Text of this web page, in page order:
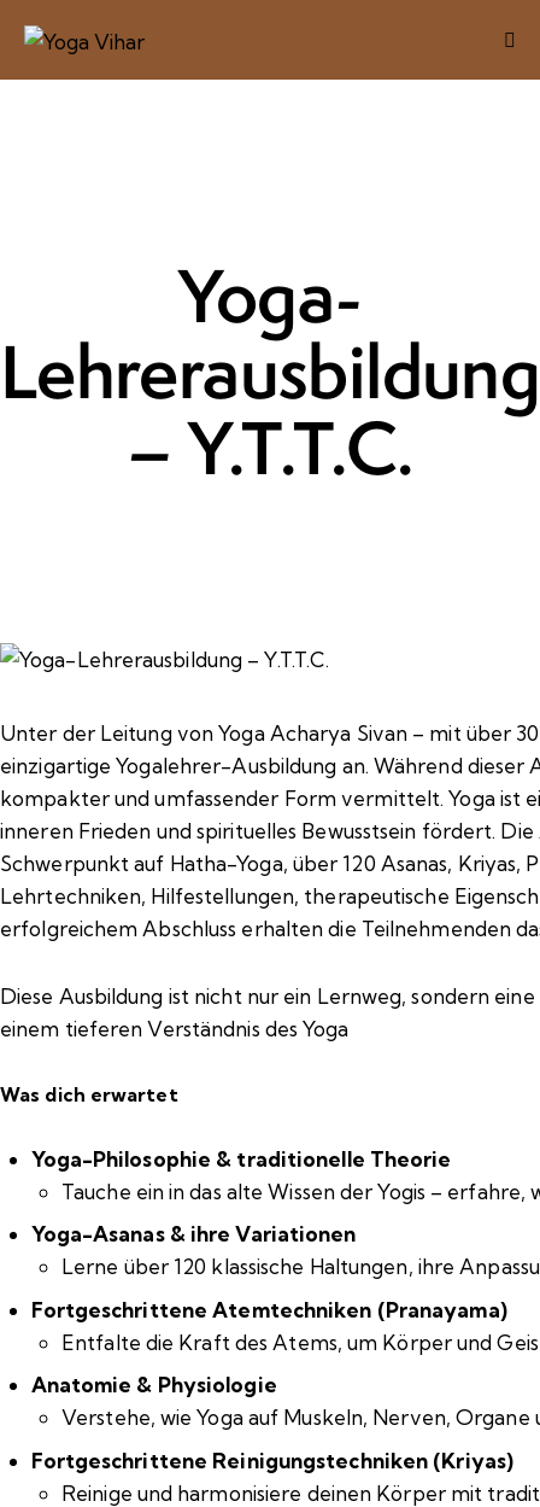
Yoga-
Lehrerausbildung
– Y.T.T.C.
Unter der Leitung von Yoga Acharya Sivan – mit über
einzigartige Yogalehrer-Ausbildung an. Während dieser
kompakter und umfassender Form vermittelt. Yoga ist
inneren Frieden und spirituelles Bewusstsein fördert.
Schwerpunkt auf Hatha-Yoga, über 120 Asanas, Kriyas,
Lehrtechniken, Hilfestellungen, therapeutische
erfolgreichem Abschluss erhalten die Teilnehmenden
Diese Ausbildung ist nicht nur ein Lernweg, sondern
einem tieferen Verständnis des Yoga
Was dich erwartet
Yoga-Philosophie & traditionelle Theorie
Tauche ein in das alte Wissen der Yogis –
Yoga-Asanas & ihre Variationen
Lerne über 120 klassische Haltungen, ihre
Fortgeschrittene Atemtechniken (Pranayama)
Entfalte die Kraft des Atems, um Körper und
Anatomie & Physiologie
Verstehe, wie Yoga auf Muskeln, Nerven,
Fortgeschrittene Reinigungstechniken (Kriyas)
Reinige und harmonisiere deinen Körper mit